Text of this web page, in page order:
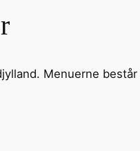
Menuerne består